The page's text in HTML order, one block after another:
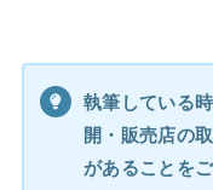
執筆している
開・販売店の
があることを